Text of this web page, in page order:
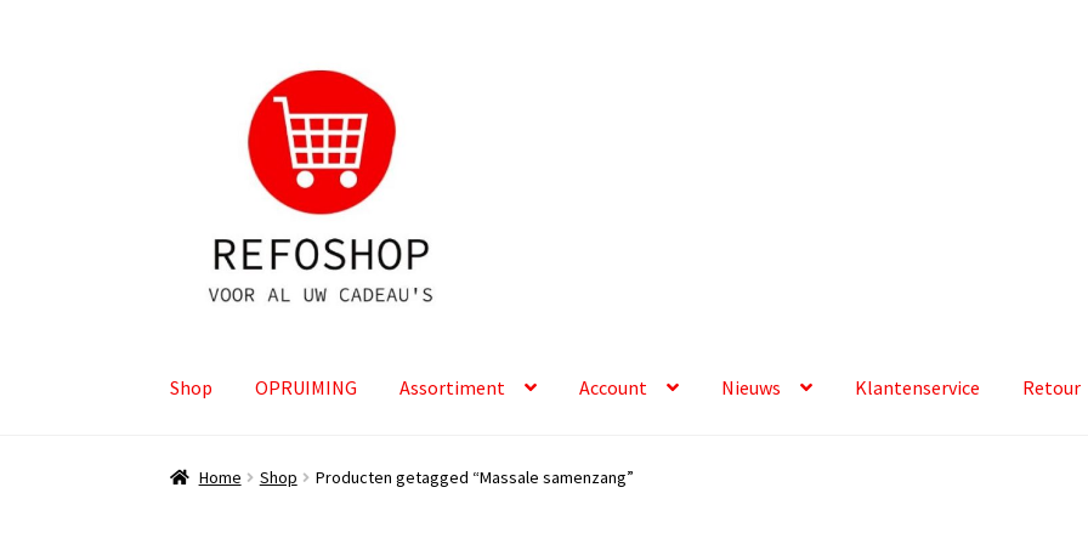
Shop OPRUIMING Assortiment Account Nieuws Klantenservice Retour
Home Shop Producten getagged “Massale samenzang”